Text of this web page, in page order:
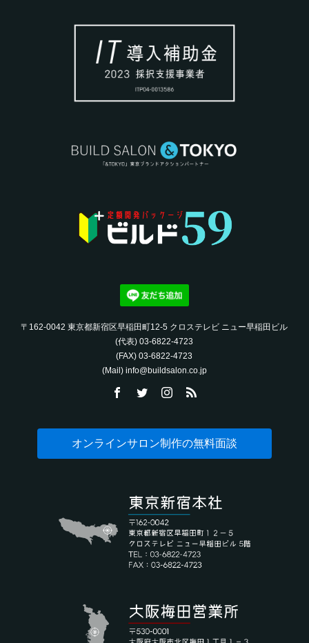
〒162-0042 東京都新宿区早稲田町12-5 クロステレビ ニュー早稲田ビル
(代表) 03-6822-4723‬
(FAX) 03-6822-4723‬
(Mail) info@buildsalon.co.jp
オンラインサロン制作の無料面談